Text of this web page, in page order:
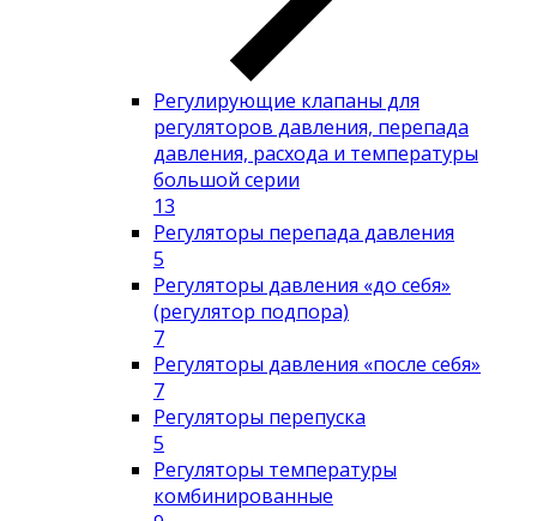
Регулирующие клапаны для
регуляторов давления, перепада
давления, расхода и температуры
большой серии
13
Регуляторы перепада давления
5
Регуляторы давления «до себя»
(регулятор подпора)
7
Регуляторы давления «после себя»
7
Регуляторы перепуска
5
Регуляторы температуры
комбинированные